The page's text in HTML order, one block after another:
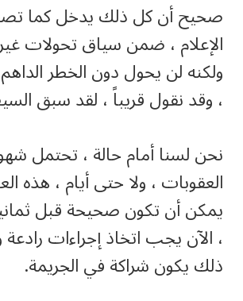
صحيح أن كل ذلك يدخل كما
الإعلام ، ضمن سياق تحولات
ولكنه لن يحول دون الخطر
، وقد نقول قريباً ، لقد سبق
نحن لسنا أمام حالة ، تحتمل
العقوبات ، ولا حتى أيام ، هذه
يمكن أن تكون صحيحة قبل
، الآن يجب اتخاذ إجراءات رادعة
ذلك يكون شراكة في الجريمة.